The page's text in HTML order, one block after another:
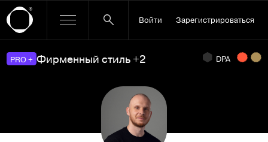
Войти Зарегистрироваться
PRO + Фирменный стиль +2 DPA